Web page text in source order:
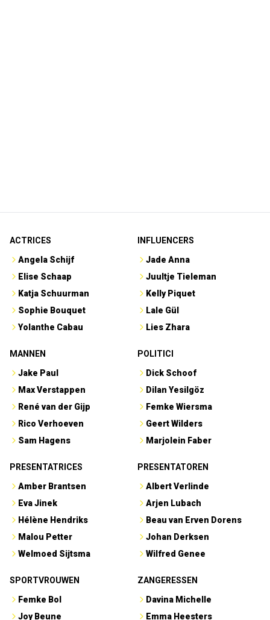
ACTRICES
Angela Schijf
Elise Schaap
Katja Schuurman
Sophie Bouquet
Yolanthe Cabau
INFLUENCERS
Jade Anna
Juultje Tieleman
Kelly Piquet
Lale Gül
Lies Zhara
MANNEN
Jake Paul
Max Verstappen
René van der Gijp
Rico Verhoeven
Sam Hagens
POLITICI
Dick Schoof
Dilan Yesilgöz
Femke Wiersma
Geert Wilders
Marjolein Faber
PRESENTATRICES
Amber Brantsen
Eva Jinek
Hélène Hendriks
Malou Petter
Welmoed Sijtsma
PRESENTATOREN
Albert Verlinde
Arjen Lubach
Beau van Erven Dorens
Johan Derksen
Wilfred Genee
SPORTVROUWEN
Femke Bol
Joy Beune
ZANGERESSEN
Davina Michelle
Emma Heesters